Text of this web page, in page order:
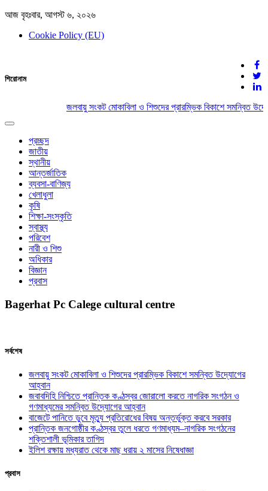
আজ বৃহঃবার, আগস্ট ৬, ২০২৬
Cookie Policy (EU)
দেশের খবর
যুক্ত থাকুন দেশের সঙ্গে
শিরোনাম
জলবায়ু সংকট মোকাবিলা ও শিশুদের প্রারম্ভিক বিকাশে সমন্বিত
Toggle
navigation
প্রচ্ছদ
জাতীয়
স্থানীয়
আন্তর্জাতিক
ব্যবসা-বাণিজ্য
খেলাধুলা
কৃষি
শিক্ষা-সংস্কৃতি
স্বাস্থ্য
পরিবেশ
নারী ও শিশু
অধিকার
বিজ্ঞান
প্রবাস
Bagerhat Pc Calege cultural centre
সর্বশেষ
জলবায়ু সংকট মোকাবিলা ও শিশুদের প্রারম্ভিক বিকাশে সমন্বিত উদ্যোগের
আহ্বান
জবাবদিহি নিশ্চিতে প্রান্তিক কণ্ঠস্বর জোরালো করতে নাগরিক সংগঠন ও
গণমাধ্যমের সমন্বিত উদ্যোগের আহ্বান
বাজেটে পানিতে ডুবে মৃত্যু প্রতিরোধের বিষয় অন্তর্ভুক্ত করবে সরকার
প্রান্তিক জনগোষ্ঠীর কণ্ঠস্বর তুলে ধরতে গণমাধ্যম–নাগরিক সংগঠনের
শক্তিশালী ভূমিকার তাগিদ
ইলিশ রক্ষায় মধ্যরাত থেকে মাছ ধরায় ২ মাসের নিষেধাজ্ঞা
প্রবাস